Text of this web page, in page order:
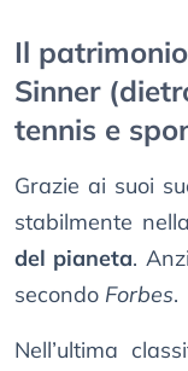
Il
Sinner
tennis e
Grazie ai suoi
stabilmente nella
del pianeta.
secondo Forbes.
Nell’ultima